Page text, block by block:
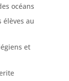
océans
élèves au
et